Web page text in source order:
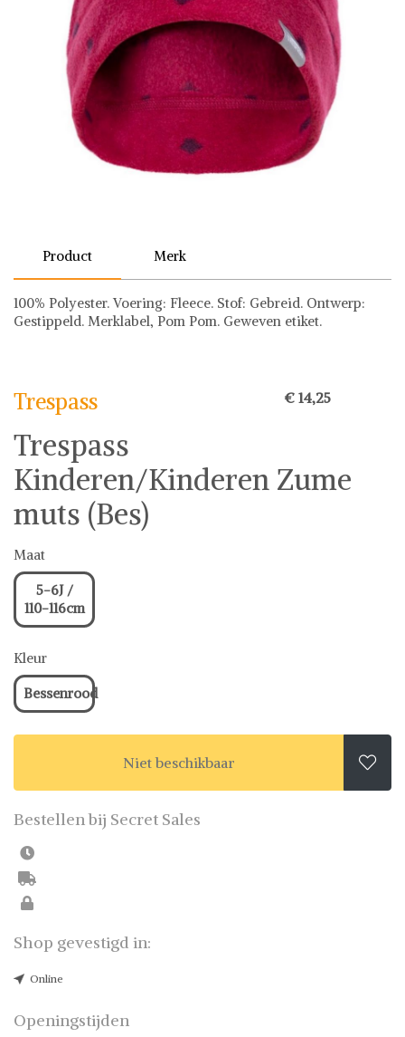
Product Merk
100% Polyester. Voering: Fleece. Stof: Gebreid. Ontwerp:
Gestippeld. Merklabel, Pom Pom. Geweven etiket.
Trespass € 14,25
Trespass
Kinderen/Kinderen Zume
muts (Bes)
Maat
5-6J /
110-116cm
Kleur
Bessenrood
Niet beschikbaar 
Bestellen bij Secret Sales
Shop gevestigd in:
Online
Openingstijden